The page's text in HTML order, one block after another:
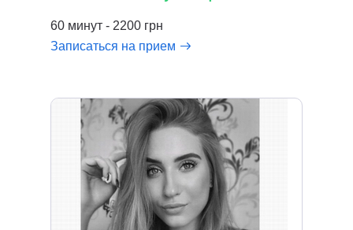
60 минут - 2200 грн
Записаться на прием